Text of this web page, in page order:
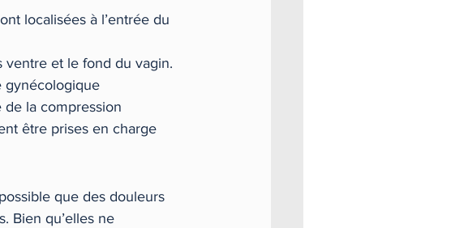
localisées à l’entrée du
ventre et le fond du vagin.
gynécologique
de la compression
être prises en charge
que des douleurs
Bien qu’elles ne